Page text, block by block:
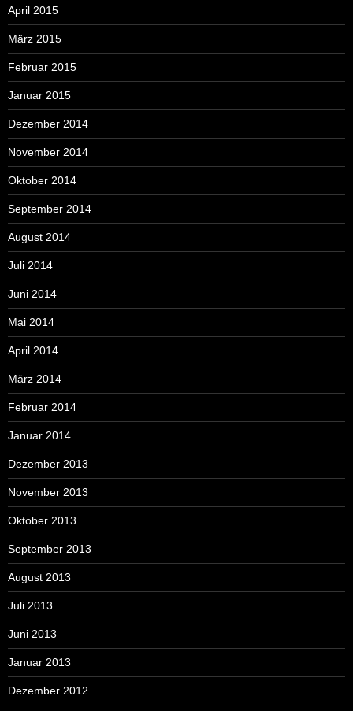
April 2015
März 2015
Februar 2015
Januar 2015
Dezember 2014
November 2014
Oktober 2014
September 2014
August 2014
Juli 2014
Juni 2014
Mai 2014
April 2014
März 2014
Februar 2014
Januar 2014
Dezember 2013
November 2013
Oktober 2013
September 2013
August 2013
Juli 2013
Juni 2013
Januar 2013
Dezember 2012